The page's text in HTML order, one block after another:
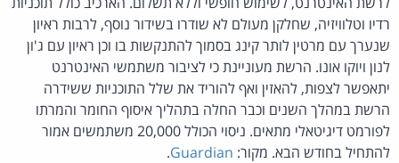
רדיו וטלוויזיה, שחלקן מעולם לא שודרו בשידור נוסף, לרבות ראיון
שנערך עם מרטין לותר קינג בסמוך להתנקשות בו וכן ראיון עם ג'ון
לנון ויוקו אונו. הרשת מעוניינת כי לציבור משתמשי האינטרנט
יתאפשר לצפות, להאזין ואף להוריד את שלל התוכניות ששידרה
הרשת במהלך השנים וכבר החלה בתהליך איסוף החומר והמרתו
לפורמט דיגיטאלי מתאים. ניסוי הכולל 20,000 משתמשים אמור
להתחיל בחודש הבא. מקור: Guardian
.